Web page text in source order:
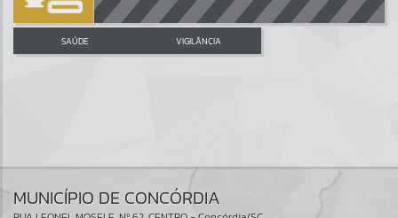
SAÚDE VIGILÂNCIA
MUNICÍPIO DE CONCÓRDIA